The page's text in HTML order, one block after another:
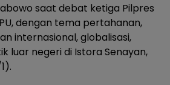
saat debat ketiga Pilpres
dengan tema pertahanan,
internasional, globalisasi,
luar negeri di Istora Senayan,